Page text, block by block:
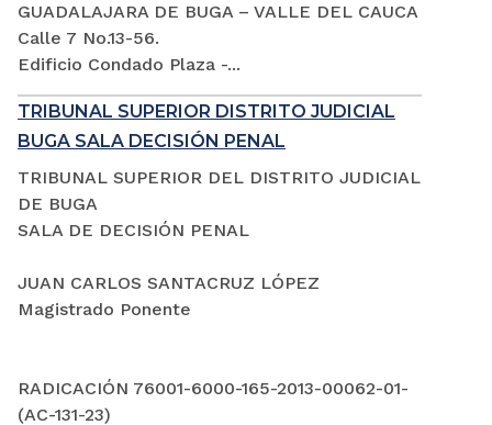
GUADALAJARA DE BUGA – VALLE DEL CAUCA
Calle 7 No.13-56.
Edificio Condado Plaza -...
TRIBUNAL SUPERIOR DISTRITO JUDICIAL
BUGA SALA DECISIÓN PENAL
TRIBUNAL SUPERIOR DEL DISTRITO JUDICIAL
DE BUGA
SALA DE DECISIÓN PENAL
JUAN CARLOS SANTACRUZ LÓPEZ
Magistrado Ponente
RADICACIÓN 76001-6000-165-2013-00062-01-
(AC-131-23)